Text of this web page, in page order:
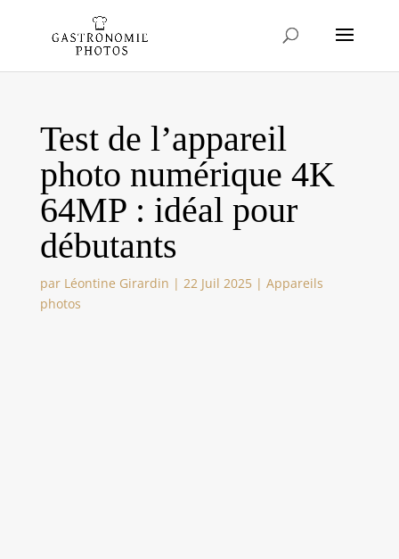
Test de l’appareil
photo numérique 4K
64MP : idéal pour
débutants
par Léontine Girardin | 22 Juil 2025| Appareils
photos